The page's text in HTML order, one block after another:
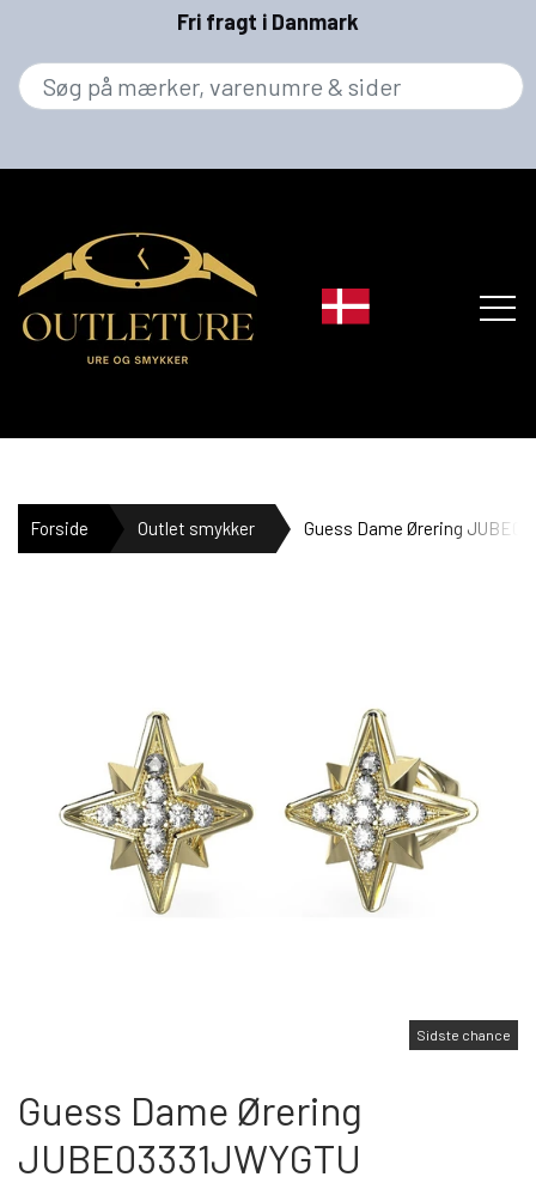
Fri fragt i Danmark
MÆRKER
NYHEDER
OUTLET URE
Forside Outlet smykker Guess Dame Ørering
Sidste chance
Guess Dame Ørering
JUBE03331JWYGTU